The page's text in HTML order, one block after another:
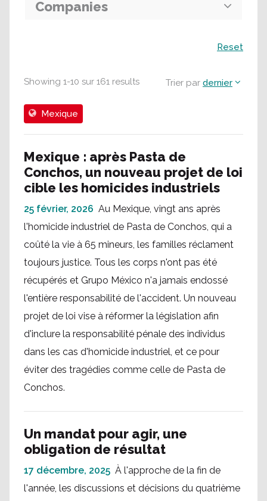
Showing 1-10 sur 161 results Trier par dernier
Mexique
Mexique : après Pasta de
Conchos, un nouveau projet de loi
cible les homicides industriels
25 février, 2026 Au Mexique, vingt ans après
l'homicide industriel de Pasta de Conchos, qui a
coûté la vie à 65 mineurs, les familles réclament
toujours justice. Tous les corps n'ont pas été
récupérés et Grupo México n'a jamais endossé
l'entière responsabilité de l'accident. Un nouveau
projet de loi vise à réformer la législation afin
d'inclure la responsabilité pénale des individus
dans les cas d'homicide industriel, et ce pour
éviter des tragédies comme celle de Pasta de
Conchos.
Un mandat pour agir, une
obligation de résultat
17 décembre, 2025 À l'approche de la fin de
l'année, les discussions et décisions du quatrième
Companies
Reset